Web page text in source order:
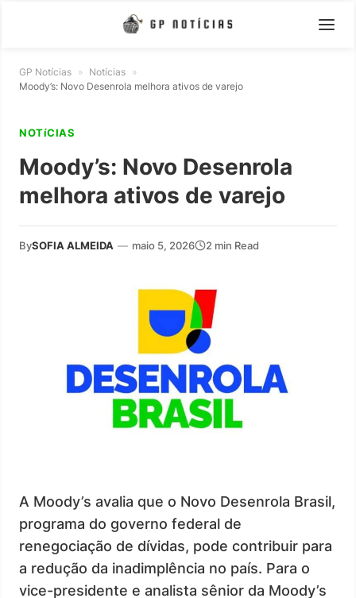
GP Notícias » Notícias »
Moody’s: Novo Desenrola melhora ativos de varejo
NOTíCIAS
Moody’s: Novo Desenrola
melhora ativos de varejo
BySOFIA ALMEIDA — maio 5, 2026 2 min Read
A Moody’s avalia que o Novo Desenrola Brasil,
programa do governo federal de
renegociação de dívidas, pode contribuir para
a redução da inadimplência no país. Para o
vice-presidente e analista sênior da Moody’s